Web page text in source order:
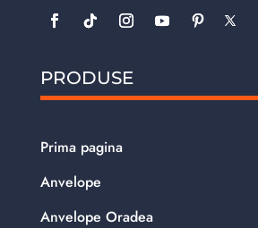
PRODUSE
Prima pagina
Anvelope
Anvelope Oradea